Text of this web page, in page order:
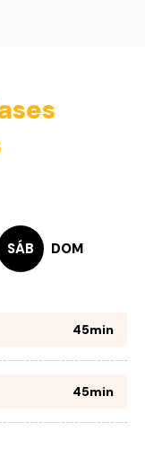
SÁB DOM
45min
45min